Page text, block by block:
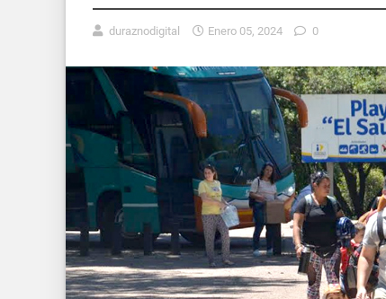
duraznodigital Enero 05, 2024 0